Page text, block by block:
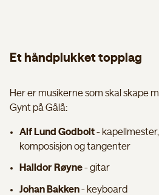
Et håndplukket topplag
Her er musikerne som skal skape
Gynt på Gålå:
Alf Lund Godbolt-
komposisjon og tangenter
Halldor Røyne- gitar
Johan Bakken- keyboard